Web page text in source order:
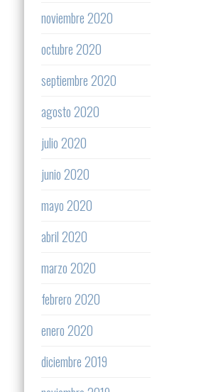
noviembre 2020
octubre 2020
septiembre 2020
agosto 2020
julio 2020
junio 2020
mayo 2020
abril 2020
marzo 2020
febrero 2020
enero 2020
diciembre 2019